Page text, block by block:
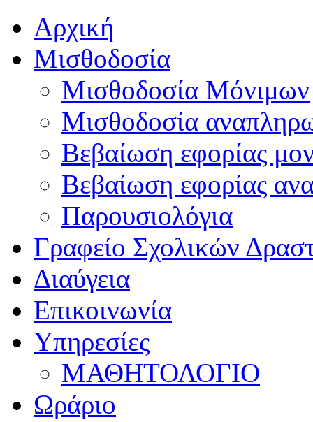
Αρχική
Μισθοδοσία
Μισθοδοσία Μόνιμων
Μισθοδοσία
Βεβαίωση εφορίας
Βεβαίωση εφορίας
Παρουσιολόγια
Γραφείο Σχολικών
Διαύγεια
Επικοινωνία
Υπηρεσίες
ΜΑΘΗΤΟΛΟΓΙΟ
Ωράριο